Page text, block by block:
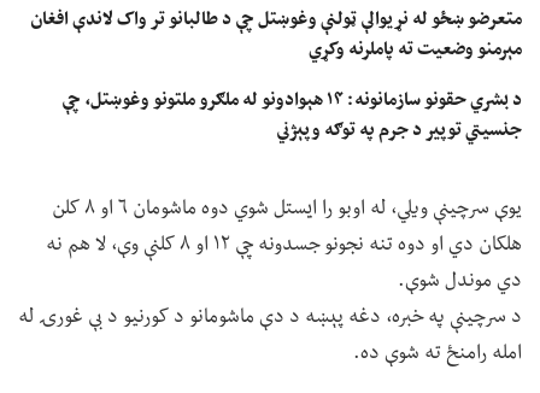
متعرضو ښځو له نړیوالې ټولنې وغوښتل چې د طالبانو تر واک لاندې افغان
مېرمنو وضعیت ته پاملرنه وکړي
د بشري حقونو سازمانونه: ۱۴ هېوادونو له ملګرو ملتونو وغوښتل، چې
جنسیتي توپير د جرم په توګه وپېژني
یوې سرچینې ویلي، له اوبو را ایستل شوي دوه ماشومان ۶ او ۸ کلن
هلکان دي او دوه تنه نجونو جسدونه چې ۱۲ او ۸ کلنې وې، لا هم نه
دي موندل شوې.
د سرچینې په خبره، دغه پېښه د دې ماشومانو د کورنیو د بې غورۍ له
امله رامنځ ته شوې ده.